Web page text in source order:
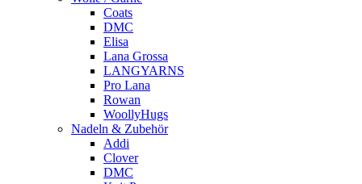
Coats
DMC
Elisa
Lana Grossa
LANGYARNS
Pro Lana
Rowan
WoollyHugs
Nadeln & Zubehör
Addi
Clover
DMC